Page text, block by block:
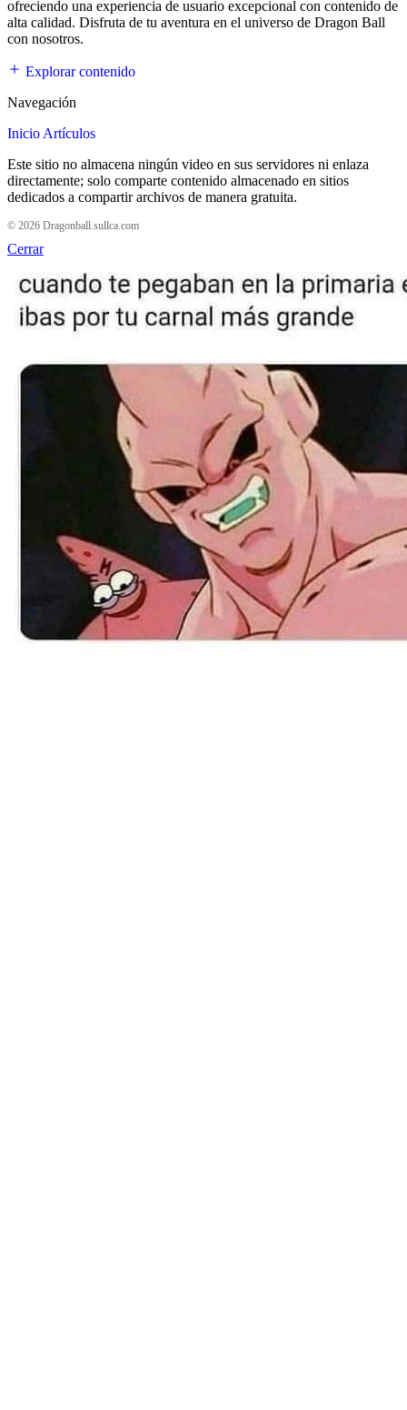
ofreciendo una experiencia de usuario excepcional con contenido de
alta calidad. Disfruta de tu aventura en el universo de Dragon Ball
con nosotros.
Explorar contenido
Navegación
Inicio Artículos
Este sitio no almacena ningún video en sus servidores ni enlaza
directamente; solo comparte contenido almacenado en sitios
dedicados a compartir archivos de manera gratuita.
© 2026 Dragonball.sullca.com
Cerrar